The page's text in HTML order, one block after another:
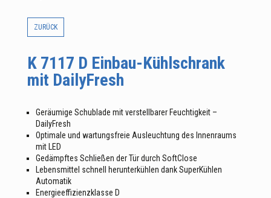
ZURÜCK
K 7117 D Einbau-Kühlschrank
mit DailyFresh
Geräumige Schublade mit verstellbarer Feuchtigkeit –
DailyFresh
Optimale und wartungsfreie Ausleuchtung des Innenraums
mit LED
Gedämpftes Schließen der Tür durch SoftClose
Lebensmittel schnell herunterkühlen dank SuperKühlen
Automatik
Energieeffizienzklasse D